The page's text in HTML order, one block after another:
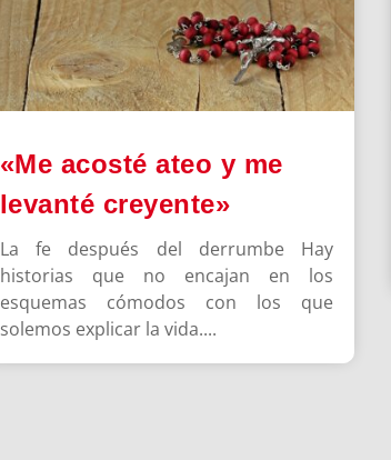
«Me acosté ateo y me
levanté creyente»
La fe después del derrumbe Hay
historias que no encajan en los
esquemas cómodos con los que
solemos explicar la vida....